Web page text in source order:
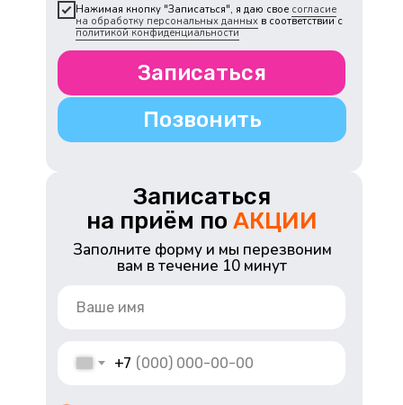
Позвонить
Нажимая кнопку "Записаться", я даю свое согласие
на обработку персональных данных в соответствии с
политикой конфиденциальности
Записаться
Заполните форму и мы перезвоним
вам в течение 10 минут
+7
Записаться
на приём по АКЦИИ